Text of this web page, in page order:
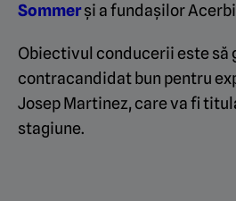
Sommerși a fundașilor
Obiectivul conducerii este să
contracandidat bun pentru
Josep Martinez, care va fi
stagiune.